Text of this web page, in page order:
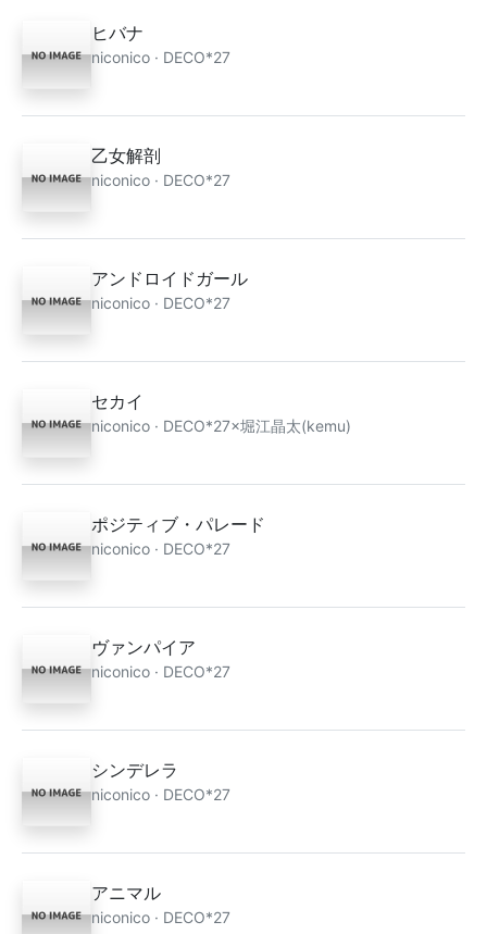
ヒバナ
niconico · DECO*27
乙女解剖
niconico · DECO*27
アンドロイドガール
niconico · DECO*27
セカイ
niconico · DECO*27×堀江晶太(kemu)
ポジティブ・パレード
niconico · DECO*27
ヴァンパイア
niconico · DECO*27
シンデレラ
niconico · DECO*27
アニマル
niconico · DECO*27